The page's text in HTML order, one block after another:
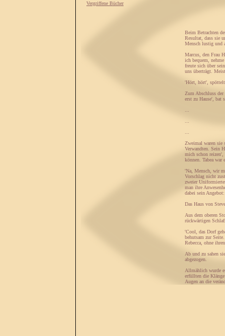
Vergriffene Bücher
Beim Betrachten
Resultat, dass sie
Mensch lustig und
Marcus, den Frau
ich bequem,
freute sich über
uns überträgt.
'Hört, hört',
Zum Abschluss der
erst zu Hause', bat
Zweimal waren sie
Verwandten. Sein
mich schon reizen',
können. Tabea
'Na, Mensch, wir
Vorschlag nicht
zweier
man ihre
dabei sein
Das Haus von
Aus dem oberen
rückwärtigen
'Cool, das Dorf
behutsam zur
Rebecca, ohne
Ab und zu sahen
abgezogen.
Allmählich wurde
erfüllten die
Augen an die